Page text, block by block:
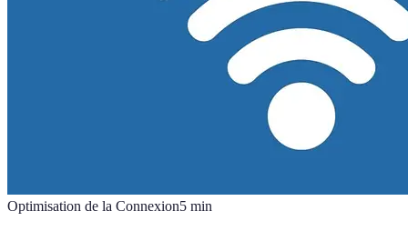
Optimisation de la Connexion5 min